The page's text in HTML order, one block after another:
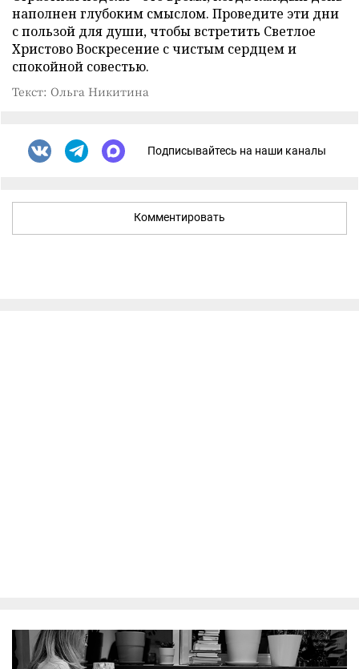
наполнен глубоким смыслом. Проведите эти дни
с пользой для души, чтобы встретить Светлое
Христово Воскресение с чистым сердцем и
спокойной совестью.
Текст: Ольга Никитина
Подписывайтесь на наши каналы
Комментировать